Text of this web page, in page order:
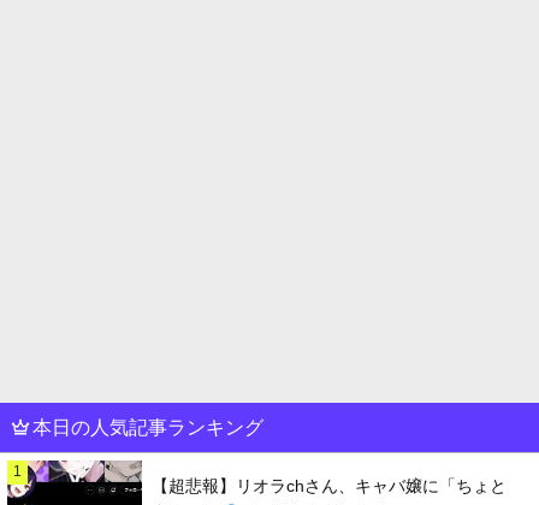
本日の人気記事ランキング
1
【超悲報】リオラchさん、キャバ嬢に「ちょと